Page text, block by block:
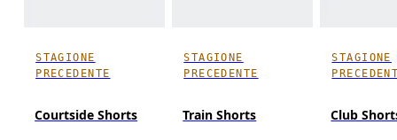
STAGIONE
PRECEDENTE
Courtside Shorts
STAGIONE
PRECEDENTE
Train Shorts
STAGIONE
Club